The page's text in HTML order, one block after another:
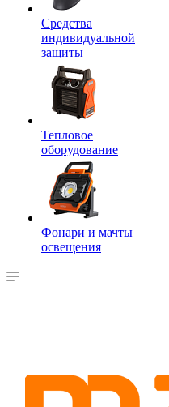
Средства
индивидуальной
защиты
Тепловое
оборудование
Фонари и мачты
освещения